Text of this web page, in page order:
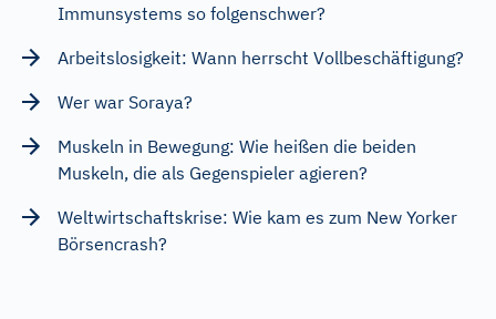
Immunsystems so folgenschwer?
Arbeitslosigkeit: Wann herrscht Vollbeschäftigung?
Wer war Soraya?
Muskeln in Bewegung: Wie heißen die beiden
Muskeln, die als Gegenspieler agieren?
Weltwirtschaftskrise: Wie kam es zum New Yorker
Börsencrash?